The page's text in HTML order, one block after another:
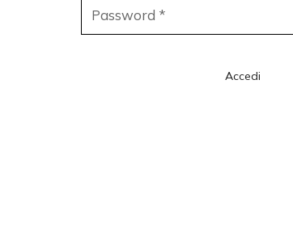
Password *
Accedi